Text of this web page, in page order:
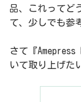
品、これってど
て、少しでも参
さて『
いて取り上げた